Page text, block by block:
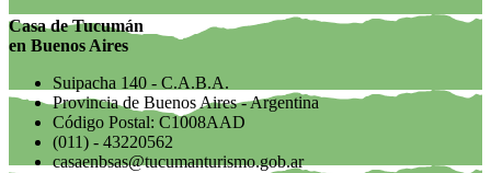
Casa de Tucumán
en Buenos Aires
Suipacha 140 - C.A.B.A.
Provincia de Buenos Aires - Argentina
Código Postal: C1008AAD
(011) - 43220562
casaenbsas@tucumanturismo.gob.ar